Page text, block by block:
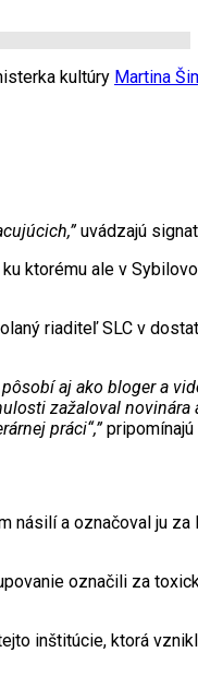
kultúry Martina
uvádzajú
ktorému ale v
riaditeľ SLC v
aj ako bloger a
zažaloval
práci“,”pripomínajú
násilí a označoval ju
označili za
inštitúcie, ktorá